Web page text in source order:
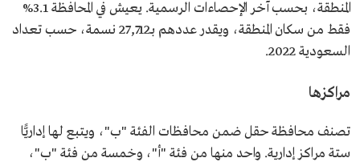
المنطقة، بحسب آخر الإحصاءات الرسمية. يعيش في المحافظة 3.1%
فقط من سكان المنطقة، ويقدر عددهم بـ27,712 نسمة، حسب تعداد
السعودية 2022.
مراكزها
تصنف محافظة حقل ضمن محافظات الفئة "ب"، ويتبع لها إداريًّا
ستة مراكز إدارية. واحد منها من فئة "أ"، وخمسة من فئة "ب"،